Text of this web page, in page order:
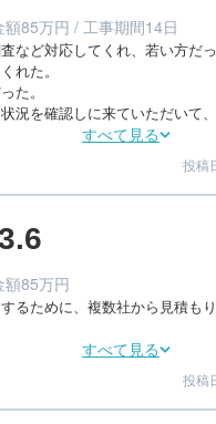
85万円 / 工事期間14日
など対応してくれ、若い方だ
れた。
た。
況を確認しに来ていただいて
丁寧に作業していただき良かった
すべて見る
仕上が
足度 3
戸建て
投稿
額85万円
るために、複数社から見積も
すべて見る
金額感
当者 5
投稿